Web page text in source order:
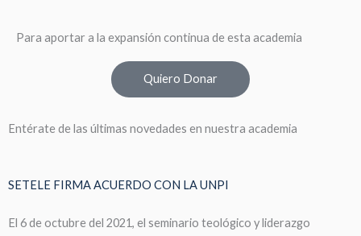
Para aportar a la expansión continua de esta academia
Quiero Donar
Entérate de las últimas novedades en nuestra academia
SETELE FIRMA ACUERDO CON LA UNPI
El 6 de octubre del 2021, el seminario teológico y liderazgo